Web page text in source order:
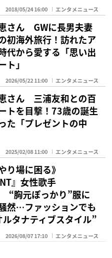
2018/05/24 16:00 エンタメニュース
さん GWに長男夫妻
初海外旅行！訪れたア
代から愛する「思い出
ト」
2026/05/22 11:00 エンタメニュース
さん 三浦友和との百
トを目撃！73歳の誕生
た「プレゼントの中
2025/02/08 11:00 エンタメニュース
り場に困る》
』女性歌手
“胸元ぽっかり”服に
然…ファッションでも
ルタナティブスタイル”
2026/08/07 17:10 エンタメニュース